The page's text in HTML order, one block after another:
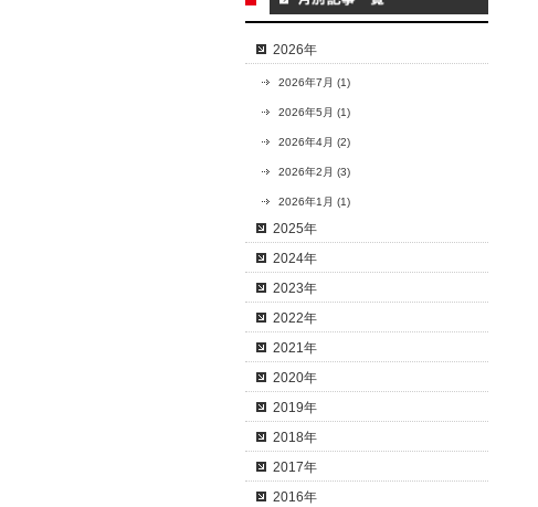
2026年
2026年7月 (1)
2026年5月 (1)
2026年4月 (2)
2026年2月 (3)
2026年1月 (1)
2025年
2024年
2023年
2022年
2021年
2020年
2019年
2018年
2017年
2016年